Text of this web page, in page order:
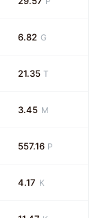
6.82 G
21.35 T
3.45 M
557.16 P
4.17 K